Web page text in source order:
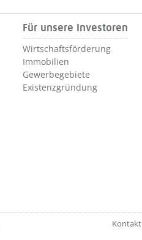
Für unsere Investoren
Wirtschaftsförderung
Immobilien
Gewerbegebiete
Existenzgründung
Kontakt